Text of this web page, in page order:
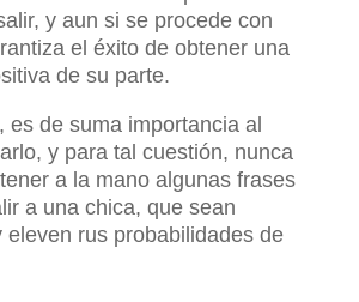
y aun si se procede con
el éxito de obtener una
de su parte.
es de suma importancia al
y para tal cuestión, nunca
a la mano algunas frases
a una chica, que sean
eleven rus probabilidades de